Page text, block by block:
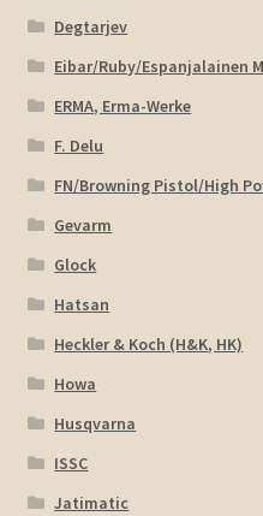
Degtarjev
Eibar/Ruby/Espanjalainen
ERMA, Erma-Werke
F. Delu
FN/Browning Pistol/High
Gevarm
Glock
Hatsan
Heckler & Koch (H&K, HK)
Howa
Husqvarna
ISSC
Jatimatic